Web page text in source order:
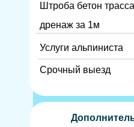
Срочный выезд
Услуги альпиниста
Штроба бетон
дренаж за 1м